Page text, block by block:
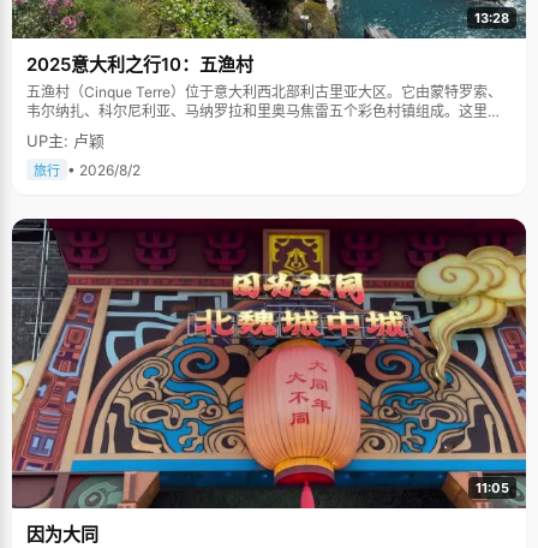
13:28
2025意大利之行10：五渔村
五渔村（Cinque Terre）位于意大利西北部利古里亚大区。它由蒙特罗索、
韦尔纳扎、科尔尼利亚、马纳罗拉和里奥马焦雷五个彩色村镇组成。这里依
山傍海，房屋色彩斑斓，1997年被列为世界文化遗产。
UP主: 卢颖
旅行 • 2026/8/2
11:05
因为大同